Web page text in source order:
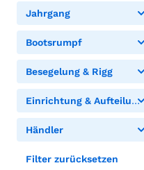
Jahrgang
Bootsrumpf
Besegelung & Rigg
Einrichtung & Aufteilung
Händler
Filter zurücksetzen